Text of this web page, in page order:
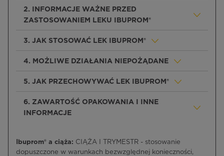
2. INFORMACJE WAŻNE PRZED
ZASTOSOWANIEM LEKU IBUPROM®
3. JAK STOSOWAĆ LEK IBUPROM®
4. MOŻLIWE DZIAŁANIA NIEPOŻĄDANE
5. JAK PRZECHOWYWAĆ LEK IBUPROM®
6. ZAWARTOŚĆ OPAKOWANIA I INNE
INFORMACJE
Ibuprom® a ciąża: CIĄŻA I TRYMESTR - stosowanie
dopuszczone w warunkach bezwzględnej konieczności,